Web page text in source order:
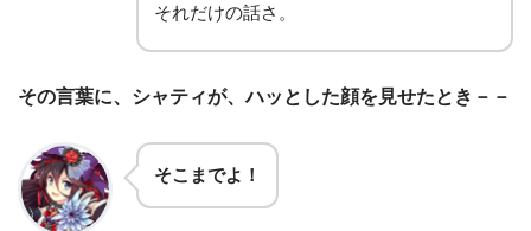
それだけの話さ。
その言葉に、シャティが、ハッとした顔を見せたとき－－
そこまでよ！